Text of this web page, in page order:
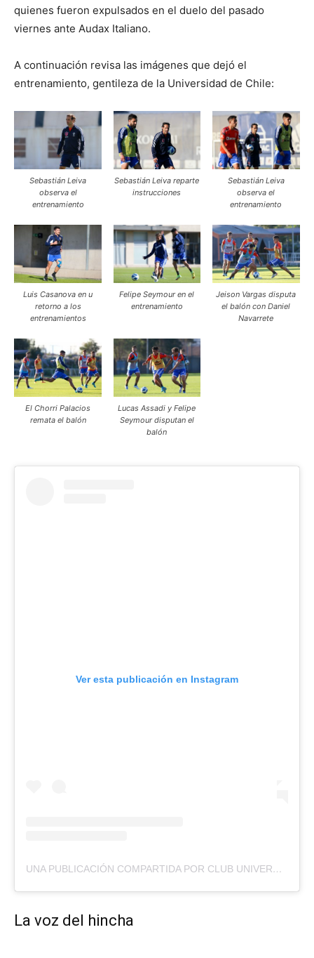
quienes fueron expulsados en el duelo del pasado
viernes ante Audax Italiano.
A continuación revisa las imágenes que dejó el
entrenamiento, gentileza de la Universidad de Chile:
Sebastián Leiva
observa el
entrenamiento
Sebastián Leiva reparte
instrucciones
Sebastián Leiva
observa el
entrenamiento
Luis Casanova en u
retorno a los
entrenamientos
Felipe Seymour en el
entrenamiento
Jeison Vargas disputa
el balón con Daniel
Navarrete
El Chorri Palacios
remata el balón
Lucas Assadi y Felipe
Seymour disputan el
balón
Ver esta publicación en Instagram
UNA PUBLICACIÓN COMPARTIDA POR CLUB UNIVERSIDAD DE CHILE (@UDECHILEOFICIAL)
La voz del hincha